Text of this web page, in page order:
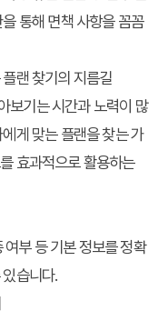
통해 면책 사항을 꼼꼼
랜 찾기의 지름길
보기는 시간과 노력이 많
에게 맞는 플랜을 찾는 가
효과적으로 활용하는
부 등 기본 정보를 정확
습니다.